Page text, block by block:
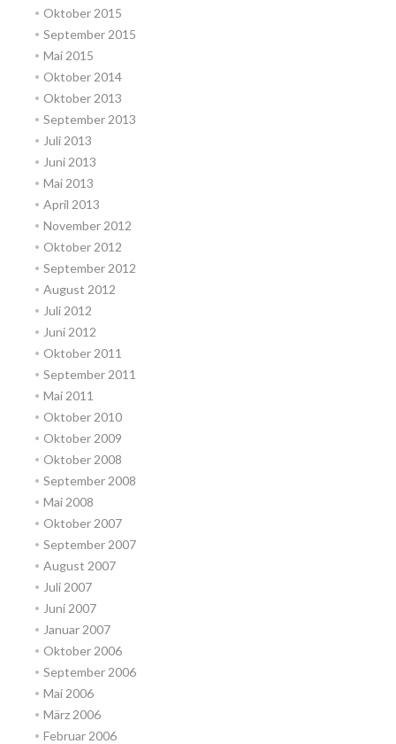
Oktober 2015
September 2015
Mai 2015
Oktober 2014
Oktober 2013
September 2013
Juli 2013
Juni 2013
Mai 2013
April 2013
November 2012
Oktober 2012
September 2012
August 2012
Juli 2012
Juni 2012
Oktober 2011
September 2011
Mai 2011
Oktober 2010
Oktober 2009
Oktober 2008
September 2008
Mai 2008
Oktober 2007
September 2007
August 2007
Juli 2007
Juni 2007
Januar 2007
Oktober 2006
September 2006
Mai 2006
März 2006
Februar 2006